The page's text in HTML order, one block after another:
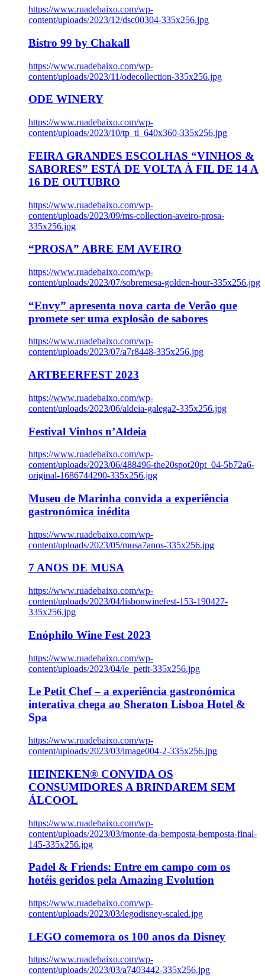
https://www.ruadebaixo.com/wp-
content/uploads/2023/12/dsc00304-335x256.jpg
Bistro 99 by Chakall
https://www.ruadebaixo.com/wp-
content/uploads/2023/11/odecollection-335x256.jpg
ODE WINERY
https://www.ruadebaixo.com/wp-
content/uploads/2023/10/tp_tl_640x360-335x256.jpg
FEIRA GRANDES ESCOLHAS “VINHOS &
SABORES” ESTÁ DE VOLTA À FIL DE 14 A
16 DE OUTUBRO
https://www.ruadebaixo.com/wp-
content/uploads/2023/09/ms-collection-aveiro-prosa-
335x256.jpg
“PROSA” ABRE EM AVEIRO
https://www.ruadebaixo.com/wp-
content/uploads/2023/07/sobremesa-golden-hour-335x256.jpg
“Envy” apresenta nova carta de Verão que
promete ser uma explosão de sabores
https://www.ruadebaixo.com/wp-
content/uploads/2023/07/a7r8448-335x256.jpg
ARTBEERFEST 2023
https://www.ruadebaixo.com/wp-
content/uploads/2023/06/aldeia-galega2-335x256.jpg
Festival Vinhos n’Aldeia
https://www.ruadebaixo.com/wp-
content/uploads/2023/06/488496-the20spot20pt_04-5b72a6-
original-1686744290-335x256.jpg
Museu de Marinha convida a experiência
gastronómica inédita
https://www.ruadebaixo.com/wp-
content/uploads/2023/05/musa7anos-335x256.jpg
7 ANOS DE MUSA
https://www.ruadebaixo.com/wp-
content/uploads/2023/04/lisbonwinefest-153-190427-
335x256.jpg
Enóphilo Wine Fest 2023
https://www.ruadebaixo.com/wp-
content/uploads/2023/04/le_petit-335x256.jpg
Le Petit Chef – a experiência gastronómica
interativa chega ao Sheraton Lisboa Hotel &
Spa
https://www.ruadebaixo.com/wp-
content/uploads/2023/03/image004-2-335x256.jpg
HEINEKEN® CONVIDA OS
CONSUMIDORES A BRINDAREM SEM
ÁLCOOL
https://www.ruadebaixo.com/wp-
content/uploads/2023/03/monte-da-bemposta-bemposta-final-
145-335x256.jpg
Padel & Friends: Entre em campo com os
hotéis geridos pela Amazing Evolution
https://www.ruadebaixo.com/wp-
content/uploads/2023/03/legodisney-scaled.jpg
LEGO comemora os 100 anos da Disney
https://www.ruadebaixo.com/wp-
content/uploads/2023/03/a7403442-335x256.jpg